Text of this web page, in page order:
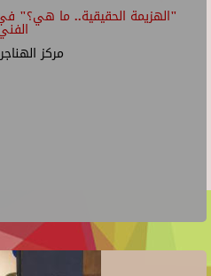
"الهزيمة الحقيقية.. ما هي؟" في
مركز